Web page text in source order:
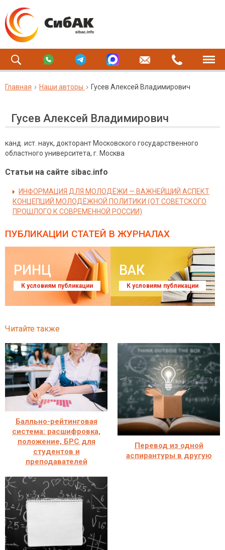
Главная Наши авторы Гусев Алексей Владимирович
Гусев Алексей Владимирович
канд. ист. наук, докторант Московского государственного
областного университета, г. Москва
Статьи на сайте sibac.info
ИНФОРМАЦИЯ ДЛЯ МОЛОДЁЖИ — ВАЖНЕЙШИЙ АСПЕКТ
КОНЦЕПЦИЙ МОЛОДЁЖНОЙ ПОЛИТИКИ (ОТ СОВЕТСКОГО
ПРОШЛОГО К СОВРЕМЕННОЙ РОССИИ)
ПУБЛИКАЦИИ СТАТЕЙ В ЖУРНАЛАХ
РИНЦ
К условиям публикации
ВАК
К условиям публикации
Читайте также
Балльно-рейтинговая
система: расшифровка,
положение, БРС для
студентов и
преподавателей
Перевод из одной
аспирантуры в другую